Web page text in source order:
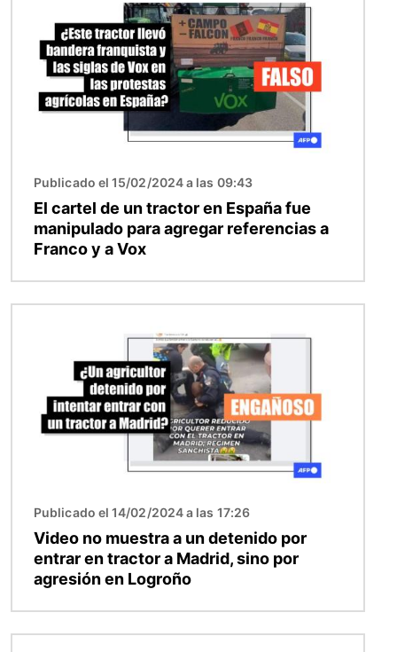
Publicado el 15/02/2024 a las 09:43
El cartel de un tractor en España fue
manipulado para agregar referencias a
Franco y a Vox
Publicado el 14/02/2024 a las 17:26
Video no muestra a un detenido por
entrar en tractor a Madrid, sino por
agresión en Logroño